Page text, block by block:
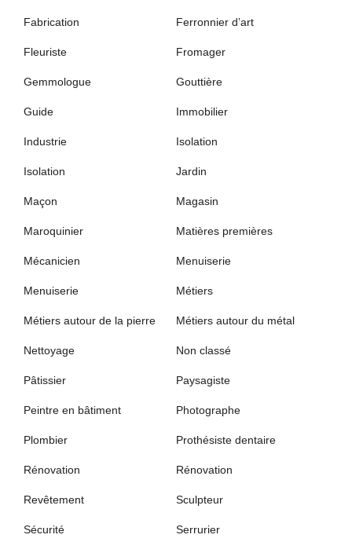
Fabrication Ferronnier d’art
Fleuriste Fromager
Gemmologue Gouttière
Guide Immobilier
Industrie Isolation
Isolation Jardin
Maçon Magasin
Maroquinier Matières premières
Mécanicien Menuiserie
Menuiserie Métiers
Métiers autour de la pierre Métiers autour du métal
Nettoyage Non classé
Pâtissier Paysagiste
Peintre en bâtiment Photographe
Plombier Prothésiste dentaire
Rénovation Rénovation
Revêtement Sculpteur
Sécurité Serrurier